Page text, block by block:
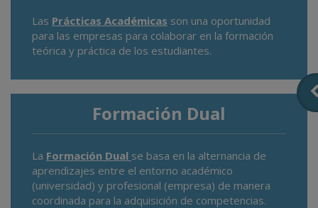
Las Prácticas Académicas son una oportunidad
para las empresas para colaborar en la formación
teórica y práctica de los estudiantes.
Formación Dual
La Formación Dual se basa en la alternancia de
aprendizajes entre el entorno académico
(universidad) y profesional (empresa) de manera
coordinada para la adquisición de competencias.